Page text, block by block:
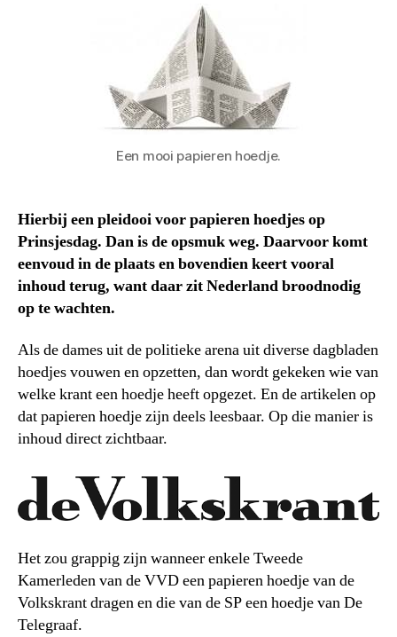
Een mooi papieren hoedje.
Hierbij een pleidooi voor papieren hoedjes op
Prinsjesdag. Dan is de opsmuk weg. Daarvoor komt
eenvoud in de plaats en bovendien keert vooral
inhoud terug, want daar zit Nederland broodnodig
op te wachten.
Als de dames uit de politieke arena uit diverse dagbladen
hoedjes vouwen en opzetten, dan wordt gekeken wie van
welke krant een hoedje heeft opgezet. En de artikelen op
dat papieren hoedje zijn deels leesbaar. Op die manier is
inhoud direct zichtbaar.
Het zou grappig zijn wanneer enkele Tweede
Kamerleden van de VVD een papieren hoedje van de
Volkskrant dragen en die van de SP een hoedje van De
Telegraaf.